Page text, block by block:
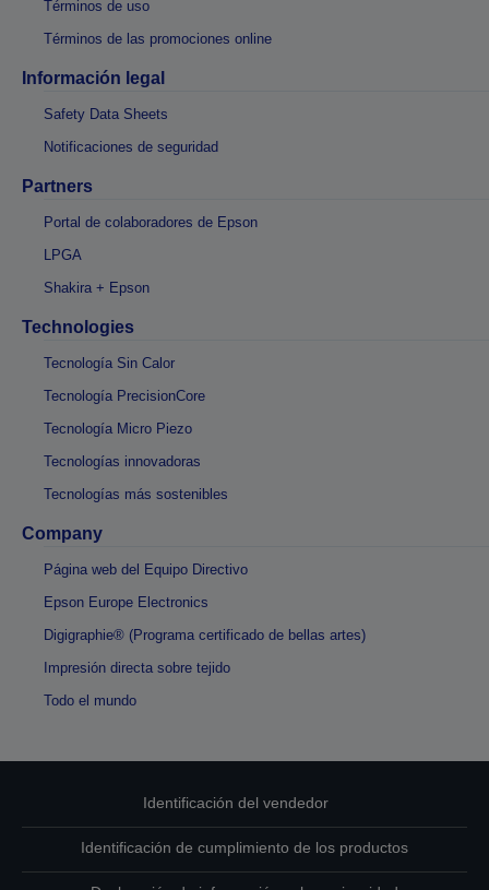
Términos de uso
Términos de las promociones online
Información legal
Safety Data Sheets
Notificaciones de seguridad
Partners
Portal de colaboradores de Epson
LPGA
Shakira + Epson
Technologies
Tecnología Sin Calor
Tecnología PrecisionCore
Tecnología Micro Piezo
Tecnologías innovadoras
Tecnologías más sostenibles
Company
Página web del Equipo Directivo
Epson Europe Electronics
Digigraphie® (Programa certificado de bellas artes)
Impresión directa sobre tejido
Todo el mundo
Identificación del vendedor
Identificación de cumplimiento de los productos